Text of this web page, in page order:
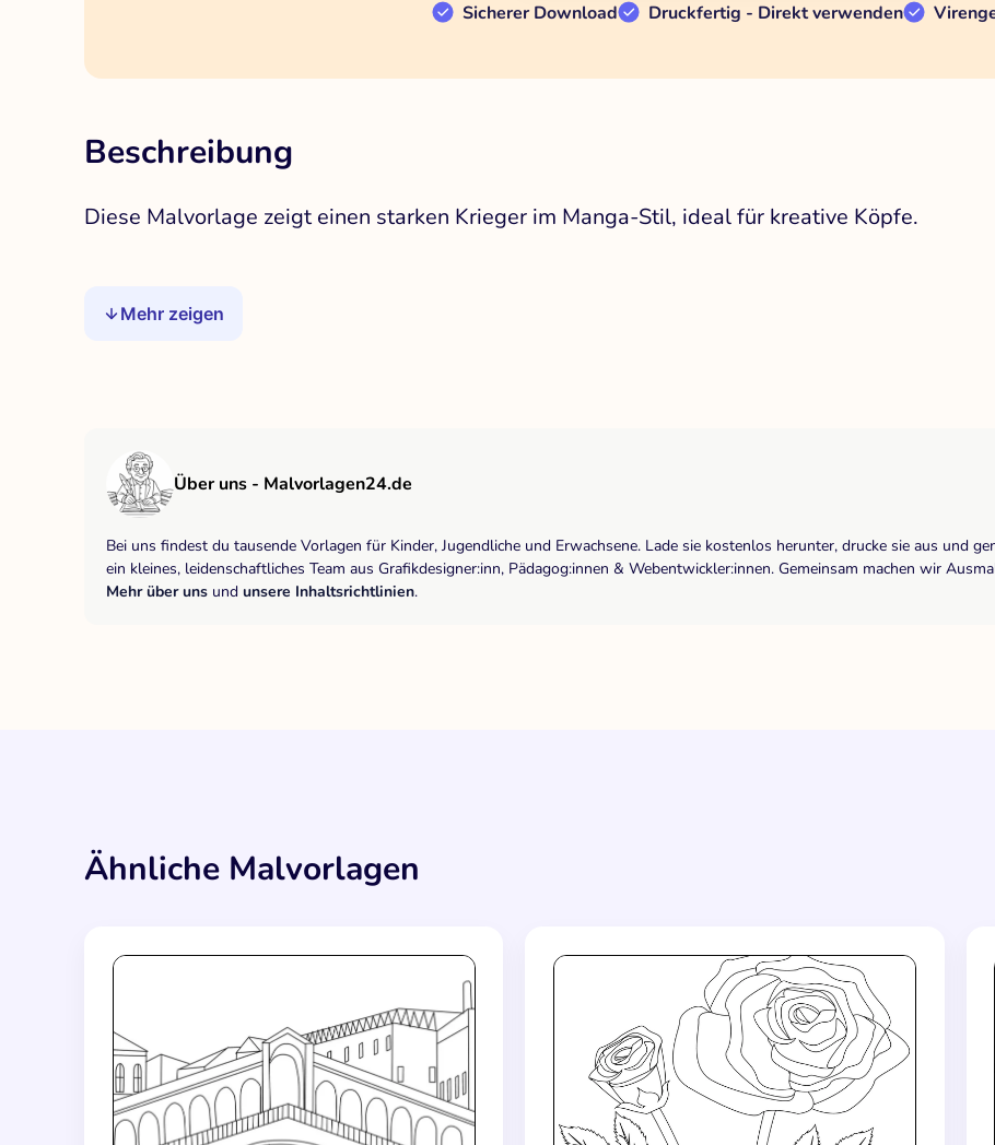
Sicherer Download Druckfertig - Direkt verwenden
Beschreibung
Diese Malvorlage zeigt einen starken Krieger im Manga-Stil, ideal für kreative Köpfe.
Mehr zeigen
Über uns - Malvorlagen24.de
Bei uns findest du tausende Vorlagen für Kinder, Jugendliche und Erwachsene. Lade sie kostenlos herunter, drucke sie aus und
ein kleines, leidenschaftliches Team aus Grafikdesigner:inn, Pädagog:innen & Webentwickler:innen. Gemeinsam machen wir
Mehr über uns und unsere Inhaltsrichtlinien.
Ähnliche Malvorlagen